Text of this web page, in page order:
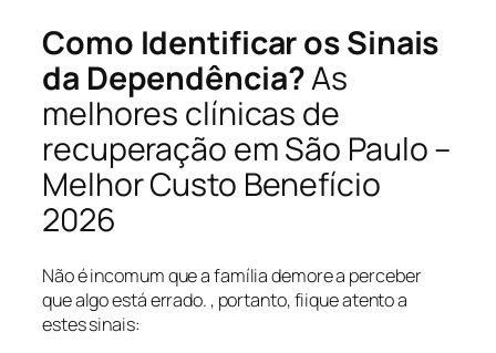
Como Identificar os Sinais
da Dependência?As
melhores clínicas de
recuperação em São Paulo –
Melhor Custo Benefício
2026
Não é incomum que a família demore a perceber
que algo está errado. , portanto, fiique atento a
estes sinais: